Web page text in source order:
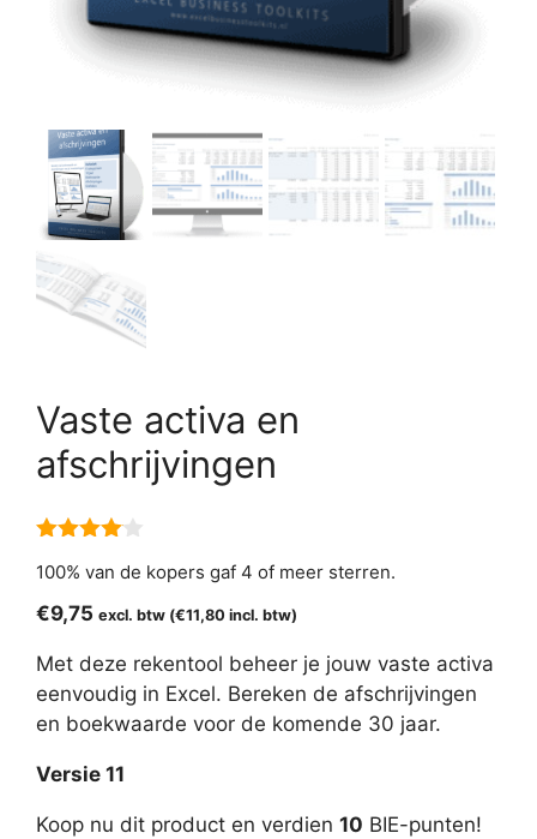
Vaste activa en
afschrijvingen
5
100% van de kopers gaf 4 of meer sterren.
€9,75 excl. btw (€11,80 incl. btw)
Met deze rekentool beheer je jouw vaste activa
eenvoudig in Excel. Bereken de afschrijvingen
en boekwaarde voor de komende 30 jaar.
Versie 11
Koop nu dit product en verdien 10 BIE-punten!